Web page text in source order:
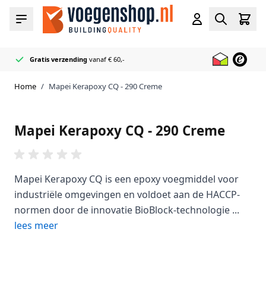
Ga naar de inhoud
Menu
Cart
Gratis verzending vanaf € 60,-
OfficieelMapeiReseller
50+ Voeg & Kit kleurenop voorraad
Razendsnelgeleverd
Home / Mapei Kerapoxy CQ - 290 Creme
Mapei Kerapoxy CQ - 290 Creme
Mapei Kerapoxy CQ is een epoxy voegmiddel voor
industriële omgevingen en voldoet aan de HACCP-
normen door de innovatie BioBlock-technologie ...
lees meer